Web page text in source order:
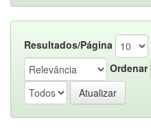
Resultados/Página
Ordenar